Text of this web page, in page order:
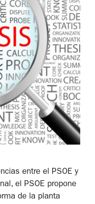
entre el PSOE y
el PSOE propone
de la planta